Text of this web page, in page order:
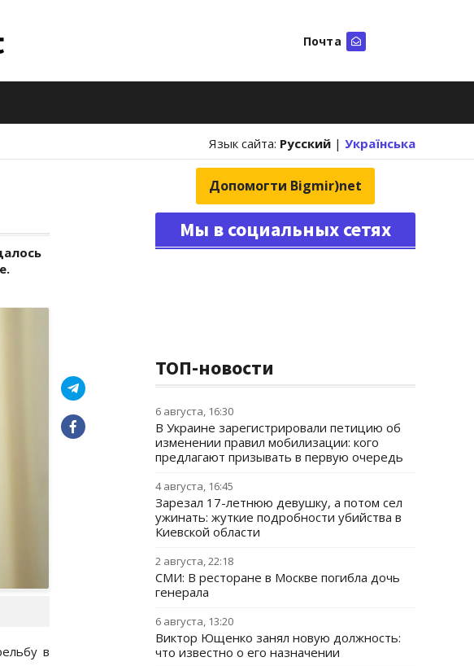
Почта
Язык сайта: Русский | Українська
в
Допомогти Bigmir)net
Мы в социальных сетях
ТОП-новости
6 августа, 16:30
В Украине зарегистрировали петицию об
изменении правил мобилизации: кого
предлагают призывать в первую очередь
4 августа, 16:45
Зарезал 17-летнюю девушку, а потом сел
ужинать: жуткие подробности убийства в
Киевской области
2 августа, 22:18
СМИ: В ресторане в Москве погибла дочь
генерала
6 августа, 13:20
Виктор Ющенко занял новую должность:
что известно о его назначении